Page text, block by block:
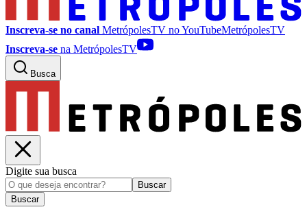
Inscreva-se no canal MetrópolesTV noYouTubeMetrópolesTV
Inscreva-se na MetrópolesTV
Busca
Digite sua busca
Buscar
Buscar